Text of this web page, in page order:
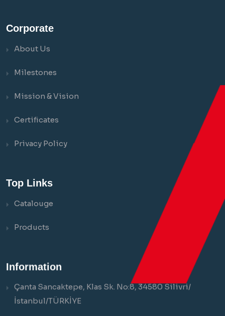
Corporate
About Us
Milestones
Mission & Vision
Certificates
Privacy Policy
Top Links
Catalouge
Products
Information
Çanta Sancaktepe, Klas Sk. No:8, 34580 Silivri/
İstanbul/TÜRKİYE